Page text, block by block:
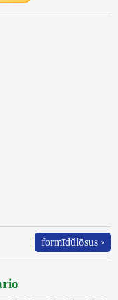
formīdŭlōsus ›